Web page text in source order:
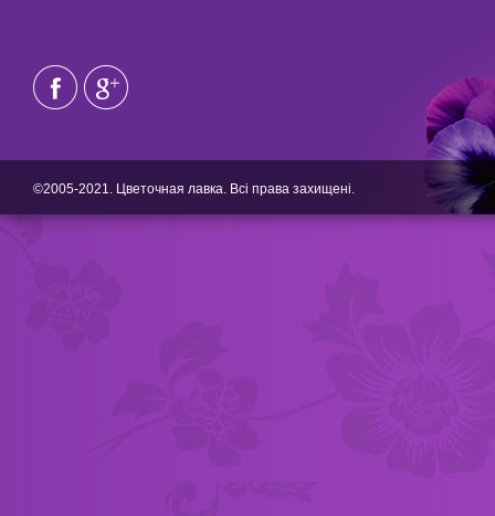
©2005-2021. Цветочная лавка. Всі права захищені.